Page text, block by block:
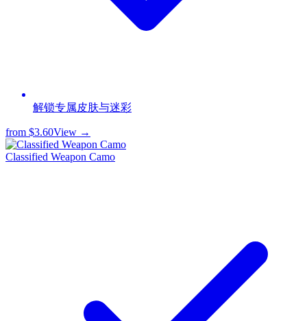
解锁专属皮肤与迷彩
from $3.60View →
Classified Weapon Camo